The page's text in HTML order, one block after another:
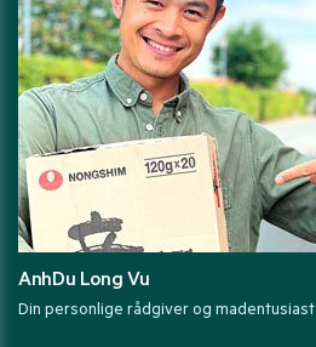
AnhDu Long Vu
Din personlige rådgiver og madentusiast